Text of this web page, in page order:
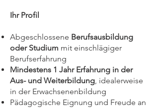
Ihr Profil
Abgeschlossene Berufsausbildung
oder Studium mit einschlägiger
Berufserfahrung
Mindestens 1 Jahr Erfahrung in der
Aus- und Weiterbildung, idealerweise
in der Erwachsenenbildung
Pädagogische Eignung und Freude an